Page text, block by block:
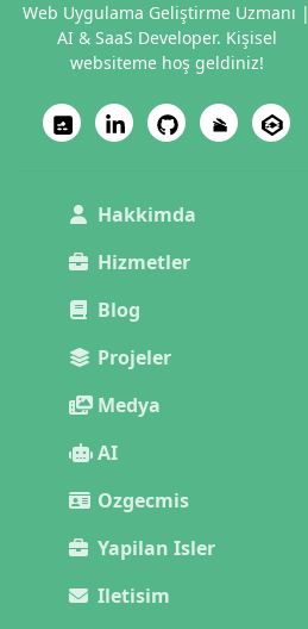
Web Uygulama Geliştirme Uzmanı |
AI & SaaS Developer. Kişisel
websiteme hoş geldiniz!
Hakkimda
Hizmetler
Blog
Projeler
Medya
AI
Ozgecmis
Yapilan Isler
Iletisim